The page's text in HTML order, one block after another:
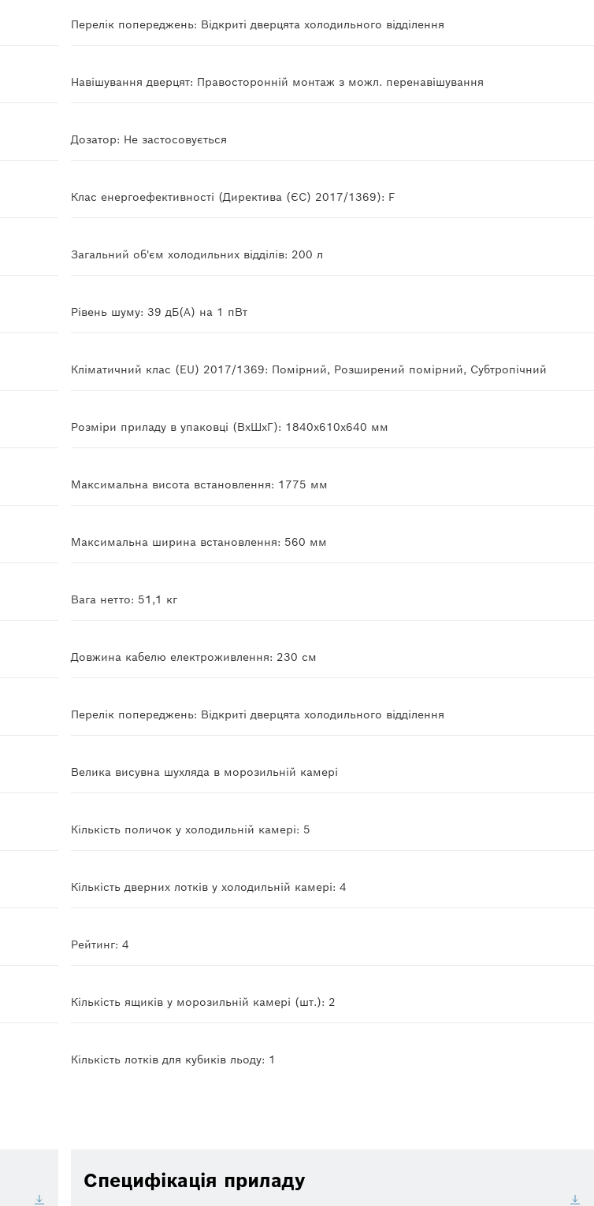
Перелік попереджень: Відкриті дверцята холодильного відділення
Навішування дверцят: Правосторонній монтаж з можл. перенавішування
Дозатор: Не застосовується
Клас енергоефективності (Директива (ЄС) 2017/1369): F
Загальний об'єм холодильних відділів: 200 л
Рівень шуму: 39 дБ(A) на 1 пВт
Кліматичний клас (EU) 2017/1369: Помірний, Розширений помірний, Субтропічний
Розміри приладу в упаковці (ВхШхГ): 1840x610x640 мм
Максимальна висота встановлення: 1775 мм
Максимальна ширина встановлення: 560 мм
Вага нетто: 51,1 кг
Довжина кабелю електроживлення: 230 см
Перелік попереджень: Відкриті дверцята холодильного відділення
Велика висувна шухляда в морозильній камері
Кількість поличок у холодильній камері: 5
Кількість дверних лотків у холодильній камері: 4
Рейтинг: 4
Кількість ящиків у морозильній камері (шт.): 2
Кількість лотків для кубиків льоду: 1
Специфікація приладу